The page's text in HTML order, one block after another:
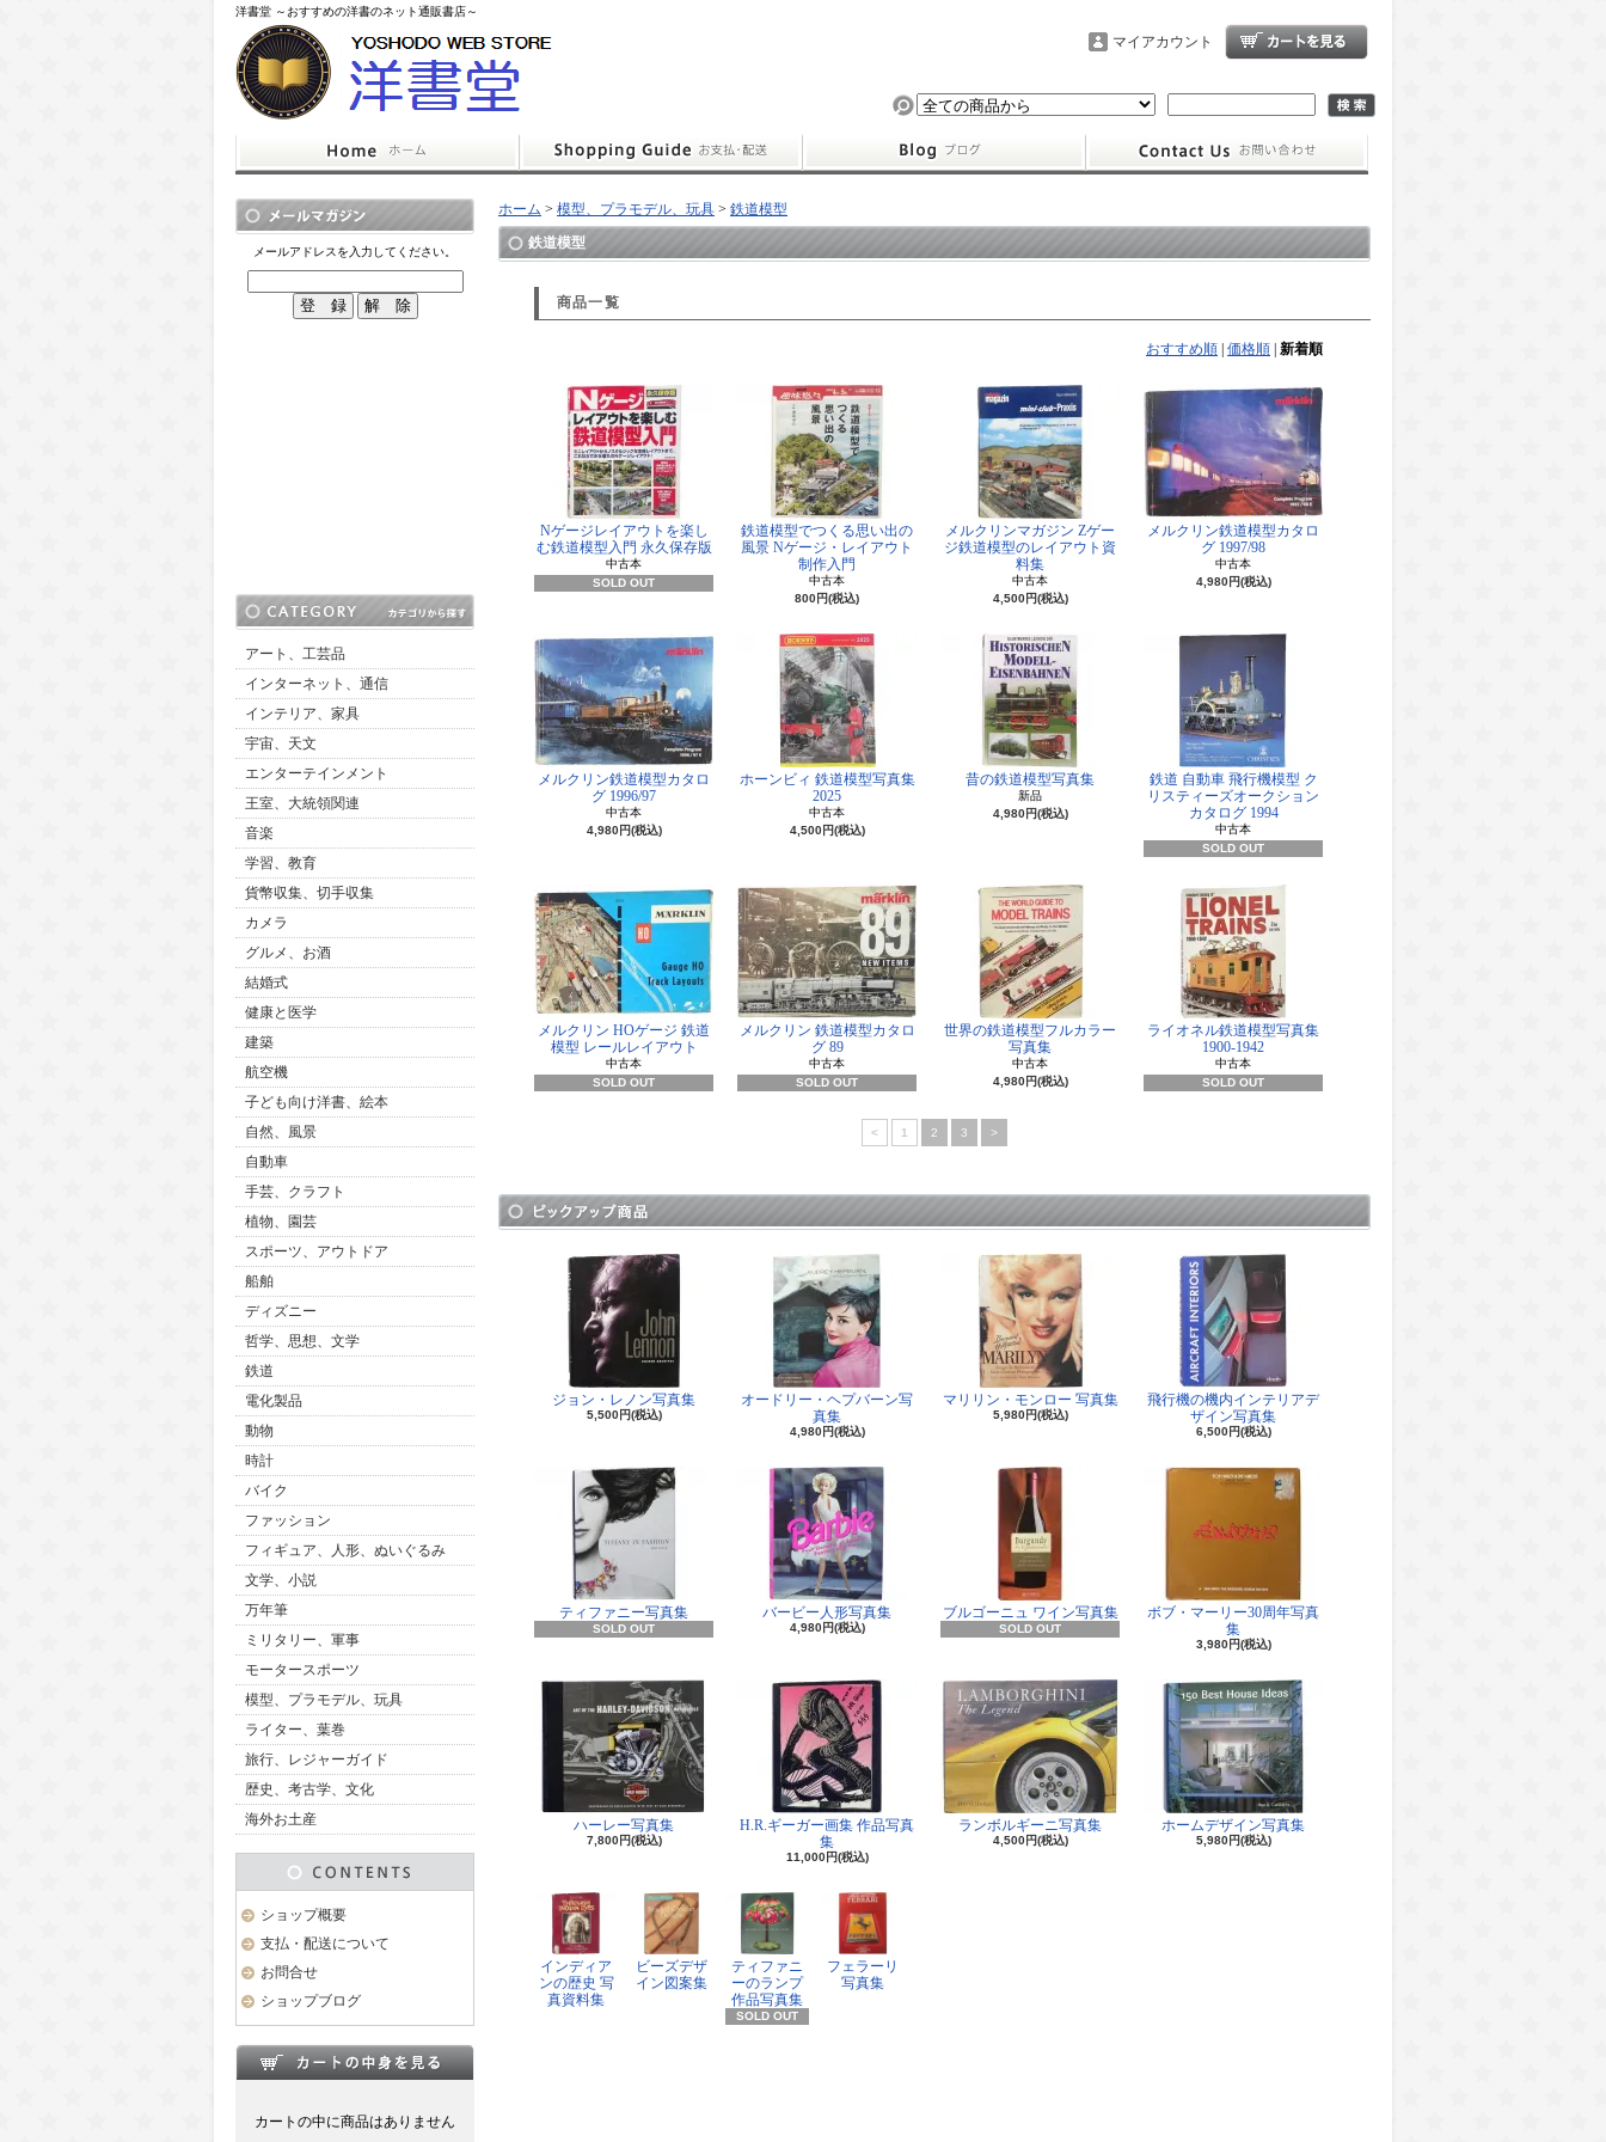
洋書堂 ～おすすめの洋書のネット通販書店～
マイアカウント
メールアドレスを入力してください。
アート、工芸品
インターネット、通信
インテリア、家具
宇宙、天文
エンターテインメント
王室、大統領関連
音楽
学習、教育
貨幣収集、切手収集
カメラ
グルメ、お酒
結婚式
健康と医学
建築
航空機
子ども向け洋書、絵本
自然、風景
自動車
手芸、クラフト
植物、園芸
スポーツ、アウトドア
船舶
ディズニー
哲学、思想、文学
鉄道
電化製品
動物
時計
バイク
ファッション
フィギュア、人形、ぬいぐるみ
文学、小説
万年筆
ミリタリー、軍事
モータースポーツ
模型、プラモデル、玩具
ライター、葉巻
旅行、レジャーガイド
歴史、考古学、文化
海外お土産
ショップ概要
支払・配送について
お問合せ
ショップブログ
カートの中に商品はありません
ホーム > 模型、プラモデル、玩具 > 鉄道模型
鉄道模型
商品一覧
おすすめ順 価格順 新着順
Nゲージレイアウトを楽し
む鉄道模型入門 永久保存版
中古本
SOLD OUT
鉄道模型でつくる思い出の
風景 Nゲージ・レイアウト
制作入門
中古本
800円(税込)
メルクリンマガジン Zゲー
ジ鉄道模型のレイアウト資
料集
中古本
4,500円(税込)
メルクリン鉄道模型カタロ
グ 1997/98
中古本
4,980円(税込)
メルクリン鉄道模型カタロ
グ 1996/97
中古本
4,980円(税込)
ホーンビィ 鉄道模型写真集
2025
中古本
4,500円(税込)
昔の鉄道模型写真集
新品
4,980円(税込)
鉄道 自動車 飛行機模型 ク
リスティーズオークション
カタログ 1994
中古本
SOLD OUT
メルクリン HOゲージ 鉄道
模型 レールレイアウト
中古本
SOLD OUT
メルクリン 鉄道模型カタロ
グ 89
中古本
SOLD OUT
世界の鉄道模型フルカラー
写真集
中古本
4,980円(税込)
ライオネル鉄道模型写真集
1900-1942
中古本
SOLD OUT
< 1 2 3 >
ジョン・レノン写真集
5,500円(税込)
オードリー・ヘプバーン写
真集
4,980円(税込)
マリリン・モンロー 写真集
5,980円(税込)
飛行機の機内インテリアデ
ザイン写真集
6,500円(税込)
ティファニー写真集
SOLD OUT
バービー人形写真集
4,980円(税込)
ブルゴーニュ ワイン写真集
SOLD OUT
ボブ・マーリー30周年写真
集
3,980円(税込)
ハーレー写真集
7,800円(税込)
H.R.ギーガー画集 作品写真
集
11,000円(税込)
ランボルギーニ写真集
4,500円(税込)
ホームデザイン写真集
5,980円(税込)
インディア
ンの歴史 写
真資料集
ビーズデザ
イン図案集
ティファニ
ーのランプ
作品写真集
SOLD OUT
フェラーリ
写真集